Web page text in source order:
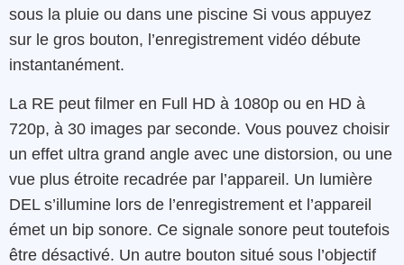
sous la pluie ou dans une piscine Si vous appuyez
sur le gros bouton, l’enregistrement vidéo débute
instantanément.
La RE peut filmer en Full HD à 1080p ou en HD à
720p, à 30 images par seconde. Vous pouvez choisir
un effet ultra grand angle avec une distorsion, ou une
vue plus étroite recadrée par l’appareil. Un lumière
DEL s’illumine lors de l’enregistrement et l’appareil
émet un bip sonore. Ce signale sonore peut toutefois
être désactivé. Un autre bouton situé sous l’objectif